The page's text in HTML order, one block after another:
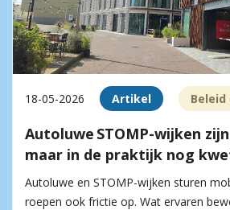
18-05-2026 Artikel
Autoluwe STOMP-wijken
maar in de praktijk nog
Autoluwe en STOMP-wijken sturen
roepen ook frictie op. Wat ervaren